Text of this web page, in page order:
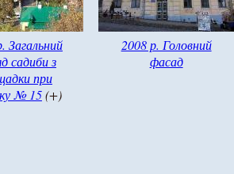
Загальний
садиби з
при
№ 15(+)
2008 р. Головний
фасад